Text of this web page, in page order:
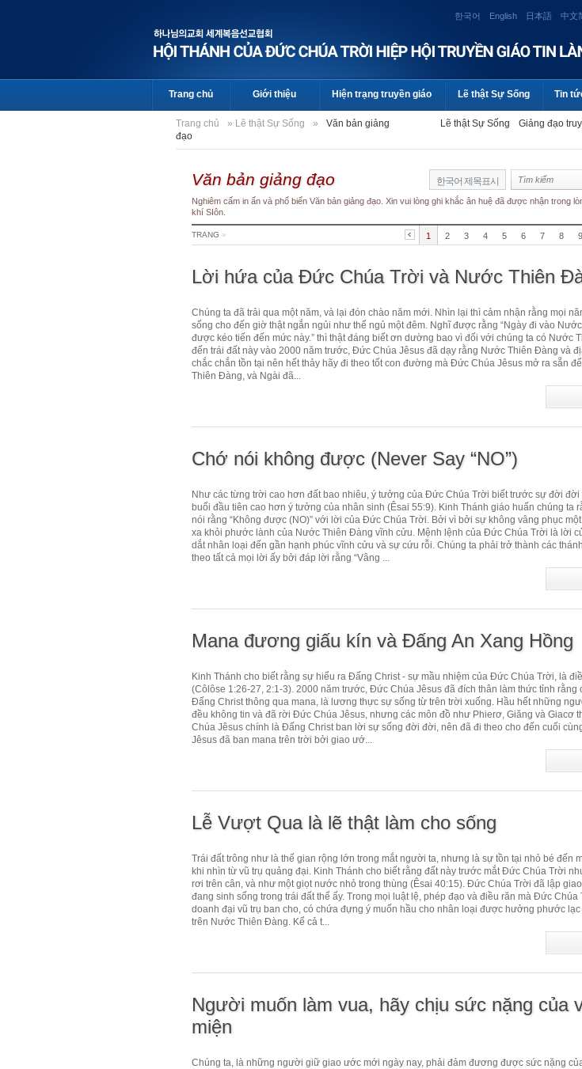
한국어 English 日本語 中文
Trang chủ Giới thiệu Hiện trạng truyền giáo Lẽ thật Sự Sống Tin
Trang chủ » Lẽ thật Sự Sống »
Văn bản giảng
đạo
Lẽ thật Sự Sống Giảng đạo
Văn bản giảng đạo 한국어 제목표시
Nghiêm cấm in ấn và phổ biến Văn bản giảng đạo. Xin vui lòng ghi khắc ân huệ đã được nhận trong
khí SIôn.
TRANG » 1 2 3 4 5 6 7 8 9
Lời hứa của Đức Chúa Trời và Nước Thiên
Chúng ta đã trải qua một năm, và lại đón chào năm mới. Nhìn lại thì cảm nhận rằng mọi
sống cho đến giờ thật ngắn ngủi như thể ngủ một đêm. Nghĩ được rằng “Ngày đi vào
được kéo tiến đến mức này.” thì thật đáng biết ơn dường bao vì đối với chúng ta có Nước
đến trái đất này vào 2000 năm trước, Đức Chúa Jêsus đã dạy rằng Nước Thiên Đàng và
chắc chắn tồn tại nên hết thảy hãy đi theo tốt con đường mà Đức Chúa Jêsus mở ra sẵn
Thiên Đàng, và Ngài đã...
Chớ nói không được (Never Say “NO”)
Như các từng trời cao hơn đất bao nhiêu, ý tưởng của Đức Chúa Trời biết trước sự đời đời
buổi đầu tiên cao hơn ý tưởng của nhân sinh (Êsai 55:9). Kinh Thánh giáo huấn chúng ta
nói rằng “Không được (NO)” với lời của Đức Chúa Trời. Bởi vì bởi sự không vâng phục
xa khỏi phước lành của Nước Thiên Đàng vĩnh cửu. Mệnh lệnh của Đức Chúa Trời là lời
dắt nhân loại đến gần hạnh phúc vĩnh cửu và sự cứu rỗi. Chúng ta phải trở thành các
theo tất cả mọi lời ấy bởi đáp lời rằng “Vâng ...
Mana đương giấu kín và Đấng An Xang Hồng
Kinh Thánh cho biết rằng sự hiểu ra Đấng Christ - sự mầu nhiệm của Đức Chúa Trời, là
(Côlôse 1:26-27, 2:1-3). 2000 năm trước, Đức Chúa Jêsus đã đích thân làm thức tỉnh rằng
Đấng Christ thông qua mana, là lương thực sự sống từ trên trời xuống. Hầu hết những
đều không tin và đã rời Đức Chúa Jêsus, nhưng các môn đồ như Phierơ, Giăng và Giacơ
Chúa Jêsus chính là Đấng Christ ban lời sự sống đời đời, nên đã đi theo cho đến cuối
Jêsus đã ban mana trên trời bởi giao ướ...
Lễ Vượt Qua là lẽ thật làm cho sống
Trái đất trông như là thế gian rộng lớn trong mắt người ta, nhưng là sự tồn tại nhỏ bé đến
khi nhìn từ vũ trụ quảng đại. Kinh Thánh cho biết rằng đất này trước mắt Đức Chúa Trời
rơi trên cân, và như một giọt nước nhỏ trong thùng (Êsai 40:15). Đức Chúa Trời đã lập
đang sinh sống trong trái đất thể ấy. Trong mọi luật lệ, phép đạo và điều răn mà Đức
doanh đại vũ trụ ban cho, có chứa đựng ý muốn hầu cho nhân loại được hưởng phước
trên Nước Thiên Đàng. Kể cả t...
Người muốn làm vua, hãy chịu sức nặng của
miện
Chúng ta, là những người giữ giao ước mới ngày nay, phải đảm đương được sức nặng